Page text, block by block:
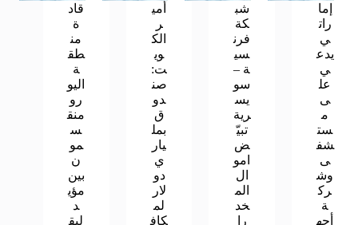
إما
رات
ي
يدع
ي
عل
ى
م
ست
شف
ى
وش
رك
ة
أجه
شب
كة
فرن
سي
ة –
سو
يس
رية
تبيّ
ض
امو
ال
الم
خد
را
أمي
ر
الك
وي
ت:
صن
دو
ق
بمل
يار
ي
دو
لار
لم
كاف
قاد
ة
من
طق
ة
اليو
رو
منق
س
مو
ن
بين
مؤي
د
لبق